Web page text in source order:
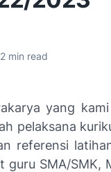
2 min read
yang
pelaksana
referensi
SMA/SMK,